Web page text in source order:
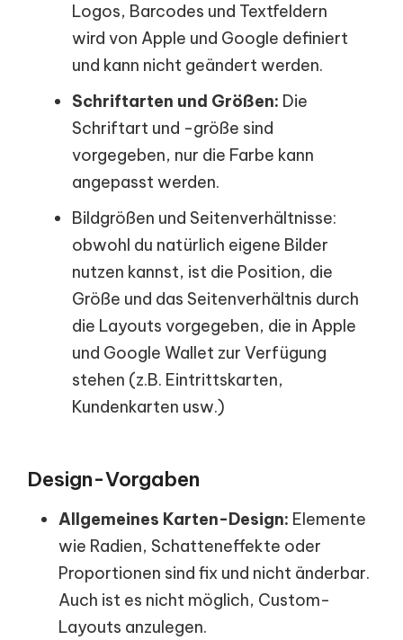
Logos, Barcodes und Textfeldern
wird von Apple und Google definiert
und kann nicht geändert werden.
Schriftarten und Größen: Die
Schriftart und -größe sind
vorgegeben, nur die Farbe kann
angepasst werden.
Bildgrößen und Seitenverhältnisse:
obwohl du natürlich eigene Bilder
nutzen kannst, ist die Position, die
Größe und das Seitenverhältnis durch
die Layouts vorgegeben, die in Apple
und Google Wallet zur Verfügung
stehen (z.B. Eintrittskarten,
Kundenkarten usw.)
Design-Vorgaben
Allgemeines Karten-Design: Elemente
wie Radien, Schatteneffekte oder
Proportionen sind fix und nicht änderbar.
Auch ist es nicht möglich, Custom-
Layouts anzulegen.